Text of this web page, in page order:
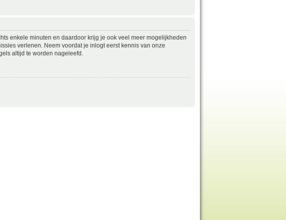
enkele minuten en daardoor krijg je ook veel meer mogelijkheden
verlenen. Neem voordat je inlogt eerst kennis van onze
altijd te worden nageleefd.